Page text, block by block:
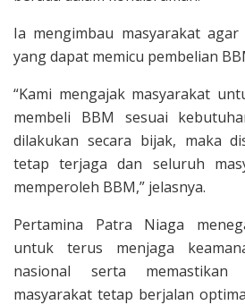
Ia mengimbau masyarakat
yang dapat memicu pembelian
“Kami mengajak masyarakat
membeli BBM sesuai
dilakukan secara bijak, maka
tetap terjaga dan seluruh
memperoleh BBM,” jelasnya.
Pertamina Patra Niaga
untuk terus menjaga
nasional serta memastikan
masyarakat tetap berjalan